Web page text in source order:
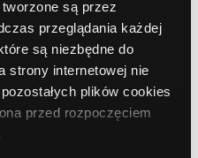
są przez
przeglądania każdej
są niezbędne do
strony internetowej nie
plików cookies
przed rozpoczęciem
podczas pisania